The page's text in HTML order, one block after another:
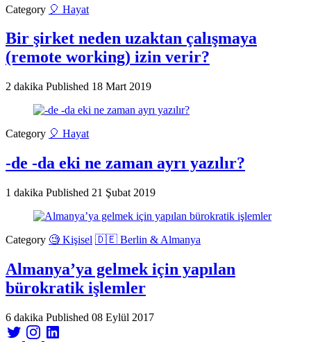
Category 🎈 Hayat
Bir şirket neden uzaktan çalışmaya
(remote working) izin verir?
2 dakika Published 18 Mart 2019
Category 🎈 Hayat
-de -da eki ne zaman ayrı yazılır?
1 dakika Published 21 Şubat 2019
Category 🧐 Kişisel 🇩🇪 Berlin & Almanya
Almanya’ya gelmek için yapılan
bürokratik işlemler
6 dakika Published 08 Eylül 2017